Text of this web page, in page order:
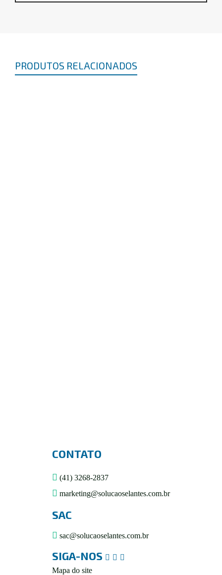
PRODUTOS RELACIONADOS
CONTATO
(41) 3268-2837
marketing@solucaoselantes.com.br
SAC
sac@solucaoselantes.com.br
SIGA-NOS
Mapa do site